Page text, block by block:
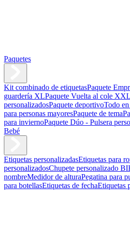
Paquetes
Kit combinado de etiquetasPaquete
guardería XLPaquete Vuelta al cole XXL
personalizadosPaquete deportivoTodo
para personas mayoresPaquete de tema
para inviernoPaquete Dúo - Pulsera
Bebé
Etiquetas personalizadasEtiquetas para
personalizadosChupete personalizado
nombreMedidor de alturaPegatina para
para botellasEtiquetas de fechaEtiquetas